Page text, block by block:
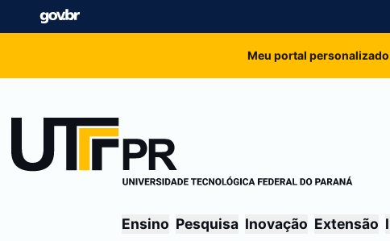
Meu portal personalizado
Ensino Pesquisa Inovação Extensão